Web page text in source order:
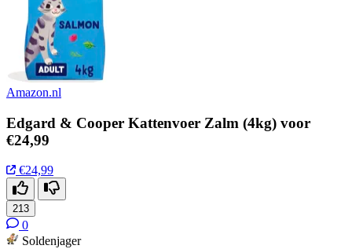
Amazon.nl
Edgard & Cooper Kattenvoer Zalm (4kg) voor
€24,99
€24,99
213
0
Soldenjager